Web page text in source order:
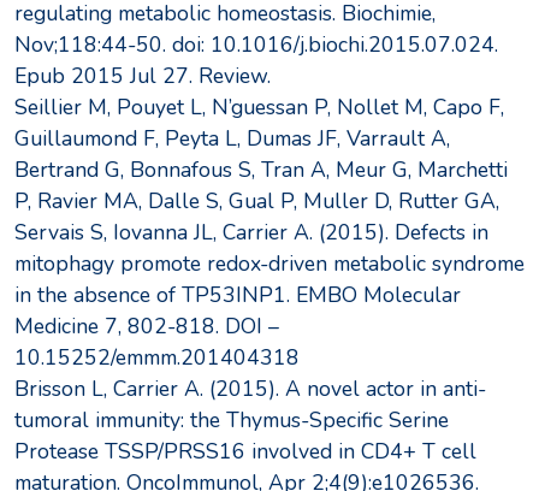
regulating metabolic homeostasis. Biochimie,
Nov;118:44-50. doi: 10.1016/j.biochi.2015.07.024.
Epub 2015 Jul 27. Review.
Seillier M, Pouyet L, N’guessan P, Nollet M, Capo F,
Guillaumond F, Peyta L, Dumas JF, Varrault A,
Bertrand G, Bonnafous S, Tran A, Meur G, Marchetti
P, Ravier MA, Dalle S, Gual P, Muller D, Rutter GA,
Servais S, Iovanna JL, Carrier A. (2015). Defects in
mitophagy promote redox-driven metabolic syndrome
in the absence of TP53INP1. EMBO Molecular
Medicine 7, 802-818. DOI –
10.15252/emmm.201404318
Brisson L, Carrier A. (2015). A novel actor in anti-
tumoral immunity: the Thymus-Specific Serine
Protease TSSP/PRSS16 involved in CD4+ T cell
maturation. OncoImmunol, Apr 2;4(9):e1026536.